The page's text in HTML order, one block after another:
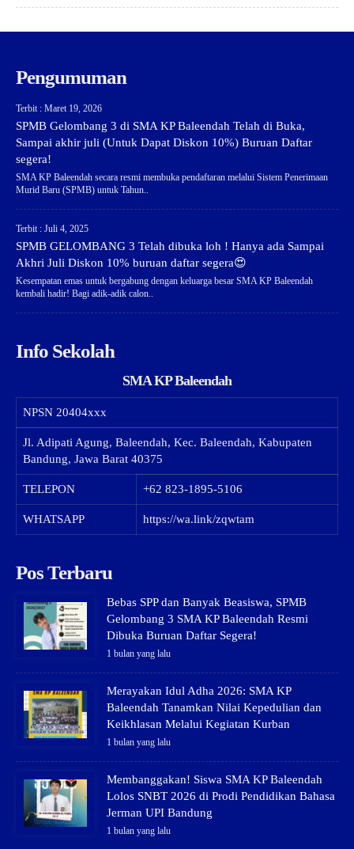
Pengumuman
Terbit : Maret 19, 2026
SPMB Gelombang 3 di SMA KP Baleendah Telah di Buka,
Sampai akhir juli (Untuk Dapat Diskon 10%) Buruan Daftar
segera!
SMA KP Baleendah secara resmi membuka pendaftaran melalui Sistem Penerimaan
Murid Baru (SPMB) untuk Tahun..
Terbit : Juli 4, 2025
SPMB GELOMBANG 3 Telah dibuka loh ! Hanya ada Sampai
Akhri Juli Diskon 10% buruan daftar segera😍
Kesempatan emas untuk bergabung dengan keluarga besar SMA KP Baleendah
kembali hadir! Bagi adik-adik calon..
Info Sekolah
SMA KP Baleendah
NPSN 20404xxx
Jl. Adipati Agung, Baleendah, Kec. Baleendah, Kabupaten
Bandung, Jawa Barat 40375
TELEPON +62 823-1895-5106
WHATSAPP https://wa.link/zqwtam
Pos Terbaru
Bebas SPP dan Banyak Beasiswa, SPMB
Gelombang 3 SMA KP Baleendah Resmi
Dibuka Buruan Daftar Segera!
1 bulan yang lalu
Merayakan Idul Adha 2026: SMA KP
Baleendah Tanamkan Nilai Kepedulian dan
Keikhlasan Melalui Kegiatan Kurban
1 bulan yang lalu
Membanggakan! Siswa SMA KP Baleendah
Lolos SNBT 2026 di Prodi Pendidikan Bahasa
Jerman UPI Bandung
1 bulan yang lalu